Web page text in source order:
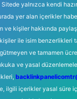
yalnızca kendi
yer alan içerikler
ve kişiler hakkında
ile isim benzerlikleri
ve tamamen
ve yasal
ilgili içerikler yasal süre